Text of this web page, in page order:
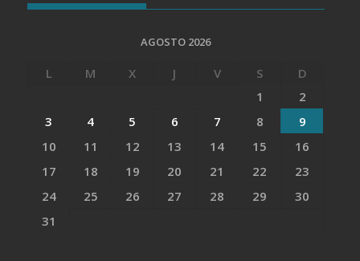
AGOSTO 2026
L M X J V S
D
1
2
3
4 5 6 7 8
9
10
11 12 13 14 15
16
17
18 19 20 21 22
23
24
25 26 27 28 29
30
31